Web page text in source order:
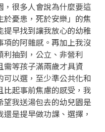
，很多人會說為什麼要這
憂患，死於安樂」的焦
早找到讓我放心的幼稚
的阿雜感。再加上我沒
抽到，公立、非營利
需等孩子滿兩歲才具資
以選，至少準公共化和
起事前焦慮的感受，我
望我送湯包去的幼兒園是
是提早做功課、選擇，